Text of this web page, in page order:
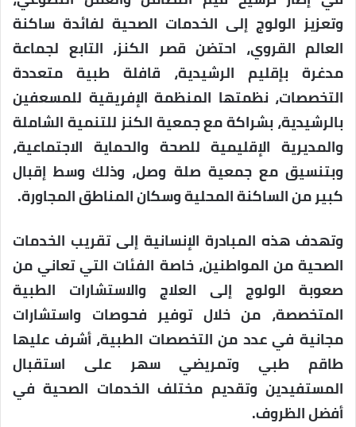
وتعزيز الولوج إلى الخدمات الصحية لفائدة ساكنة
العالم القروي، احتضن قصر الكنز، التابع لجماعة
مدغرة بإقليم الرشيدية، قافلة طبية متعددة
التخصصات، نظمتها المنظمة الإفريقية للمسعفين
بالرشيدية، بشراكة مع جمعية الكنز للتنمية الشاملة
والمديرية الإقليمية للصحة والحماية الاجتماعية،
وبتنسيق مع جمعية صلة وصل، وذلك وسط إقبال
كبير من الساكنة المحلية وسكان المناطق المجاورة.
وتهدف هذه المبادرة الإنسانية إلى تقريب الخدمات
الصحية من المواطنين، خاصة الفئات التي تعاني من
صعوبة الولوج إلى العلاج والاستشارات الطبية
المتخصصة، من خلال توفير فحوصات واستشارات
مجانية في عدد من التخصصات الطبية، أشرف عليها
طاقم طبي وتمريضي سهر على استقبال
المستفيدين وتقديم مختلف الخدمات الصحية في
أفضل الظروف.